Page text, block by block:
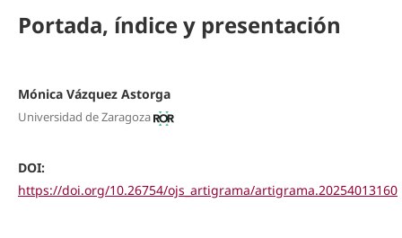
Portada, índice y presentación
Mónica Vázquez Astorga
Universidad de Zaragoza
DOI:
https://doi.org/10.26754/ojs_artigrama/artigrama.20254013160